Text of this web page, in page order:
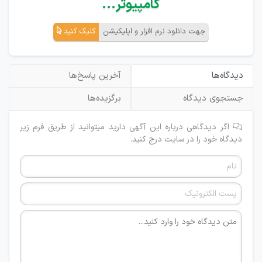
کامپیوتر...
جهت دانلود نرم افزار و اپلیکیشن کلیک کنید
دیدگاه‌ها
آخرین پاسخ‌ها
جستجوی دیدگاه
برگزیده‌ها
اگر دیدگاهی درباره این آگهی دارید میتوانید از طریق فرم زیر
دیدگاه خود را در سایت درج کنید.